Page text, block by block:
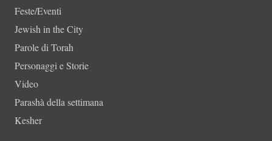
Feste/Eventi
Jewish in the City
Parole di Torah
Personaggi e Storie
Video
Parashà della settimana
Kesher